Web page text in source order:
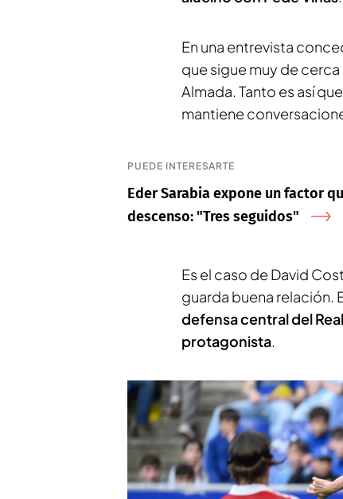
En una entrevista
que sigue muy de
Almada. Tanto es así
mantiene
PUEDE INTERESARTE
Eder Sarabia expone un factor
descenso: "Tres seguidos"
Es el caso de David
guarda buena relación.
defensa central del
protagonista.